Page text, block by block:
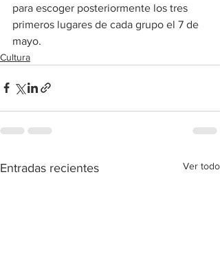
para escoger posteriormente los tres
primeros lugares de cada grupo el 7 de
mayo.
Cultura
Entradas recientes Ver todo